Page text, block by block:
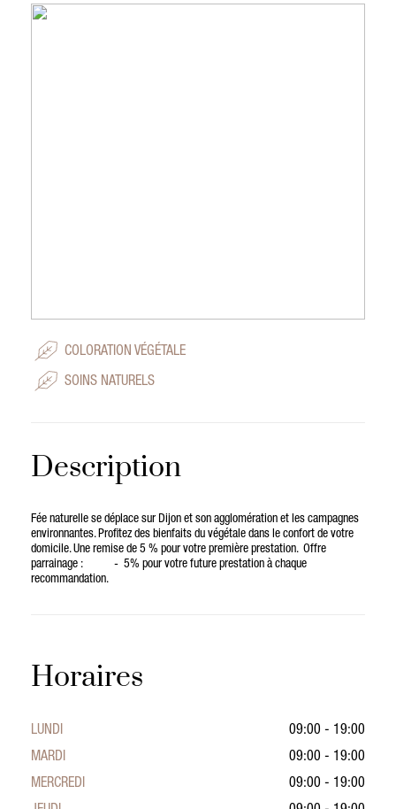
COLORATION VÉGÉTALE
SOINS NATURELS
Description
Fée naturelle se déplace sur Dijon et son agglomération et les campagnes
environnantes. Profitez des bienfaits du végétale dans le confort de votre
domicile. Une remise de 5 % pour votre première prestation. Offre
parrainage : - 5% pour votre future prestation à chaque
recommandation.
Horaires
LUNDI
09:00 - 19:00
MARDI
09:00 - 19:00
MERCREDI
09:00 - 19:00